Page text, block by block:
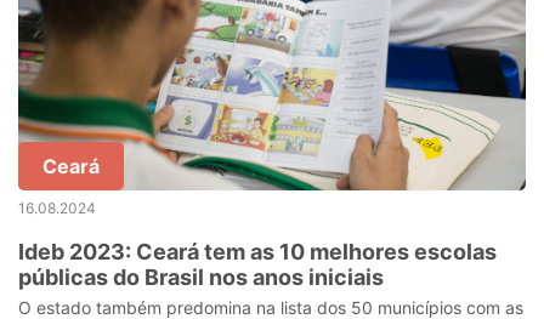
Ceará
16.08.2024
Ideb 2023: Ceará tem as 10 melhores escolas
públicas do Brasil nos anos iniciais
O estado também predomina na lista dos 50 municípios com as